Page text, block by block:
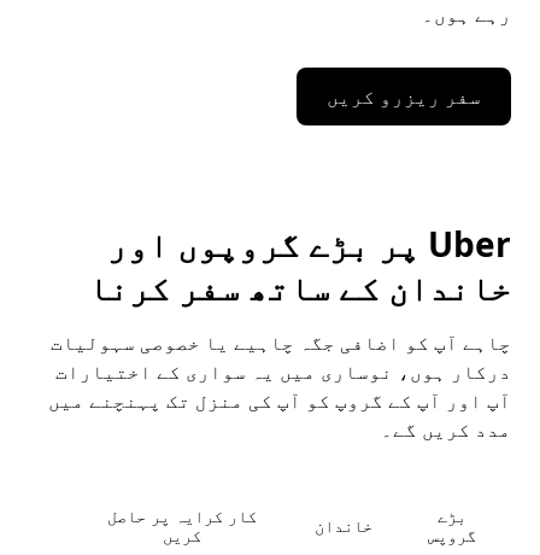
رہے ہوں۔
سفر ریزرو کریں
Uber پر بڑے گروپوں اور
خاندان کے ساتھ سفر کرنا
چاہے آپ کو اضافی جگہ چاہیے یا خصوصی سہولیات
درکار ہوں، نوساری میں یہ سواری کے اختیارات
آپ اور آپ کے گروپ کو آپ کی منزل تک پہنچنے میں
مدد کریں گے۔
بڑے
گروپس
خاندان
کار کرایہ پر حاصل
کریں